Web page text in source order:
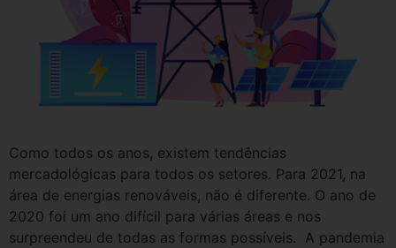
Como todos os anos, existem tendências
mercadológicas para todos os setores. Para 2021, na
área de energias renováveis, não é diferente. O ano de
2020 foi um ano difícil para várias áreas e nos
surpreendeu de todas as formas possíveis. A pandemia